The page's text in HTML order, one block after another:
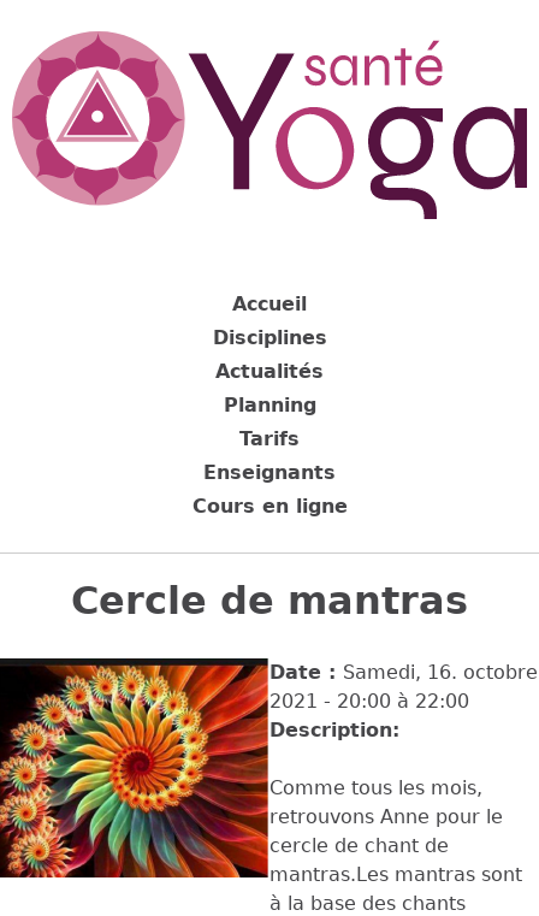
navigation
Back
Cercle de mantras
Date : Samedi, 16. octobre
2021 - 20:00 à 22:00
Description:
Comme tous les mois,
retrouvons Anne pour le
cercle de chant de
mantras.Les mantras sont
à la base des chants
Accueil
Disciplines
Actualités
Planning
Tarifs
Enseignants
Cours en ligne